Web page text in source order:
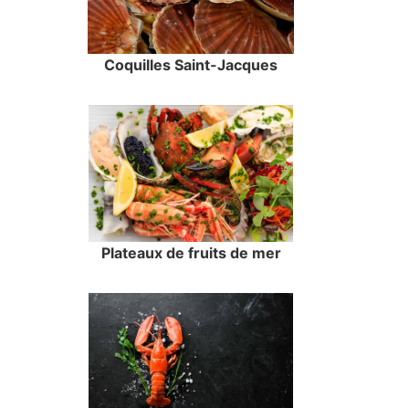
Coquilles Saint-Jacques
Plateaux de fruits de mer